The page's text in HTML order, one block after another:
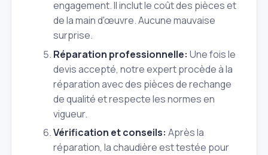
engagement. Il inclut le coût des pièces et
de la main d'œuvre. Aucune mauvaise
surprise.
Réparation professionnelle: Une fois le
devis accepté, notre expert procède à la
réparation avec des pièces de rechange
de qualité et respecte les normes en
vigueur.
Vérification et conseils: Après la
réparation, la chaudière est testée pour